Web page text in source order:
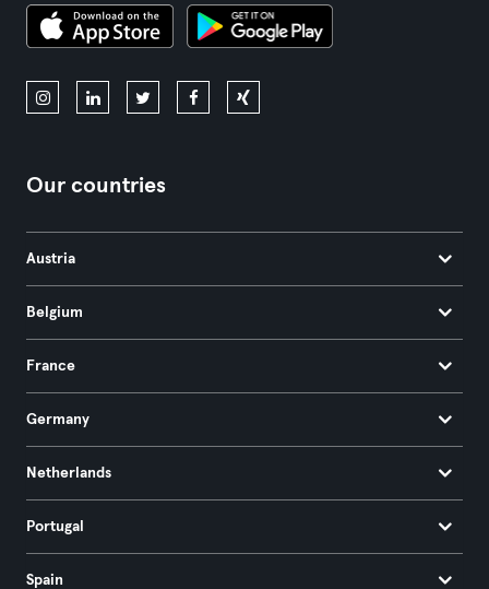
Our countries
Austria
Belgium
France
Germany
Netherlands
Portugal
Spain